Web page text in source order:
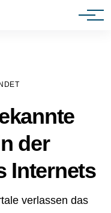
der
Internets
verlassen das